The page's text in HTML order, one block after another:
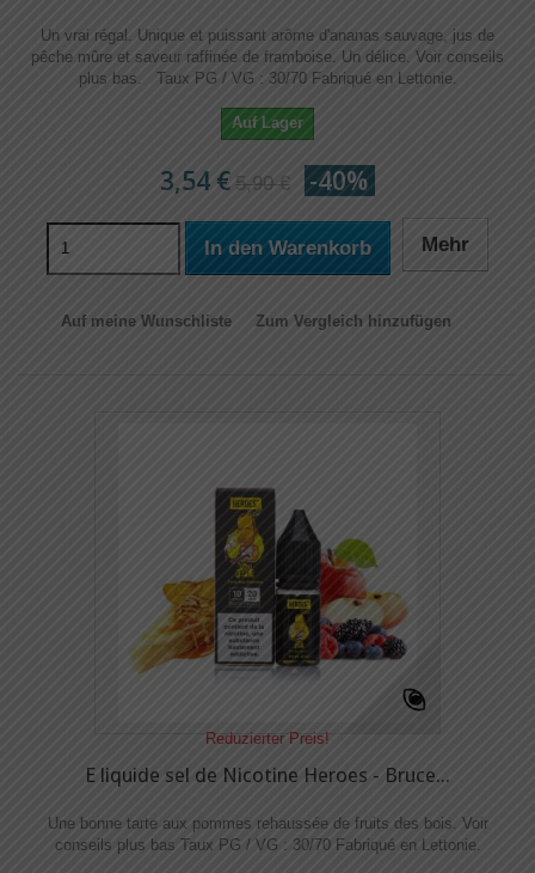
Un vrai régal. Unique et puissant arôme d'ananas sauvage, jus de
pêche mûre et saveur raffinée de framboise. Un délice. Voir conseils
plus bas. Taux PG / VG : 30/70 Fabriqué en Lettonie.
Auf Lager
3,54 € 5,90 € -40%
In den Warenkorb Mehr
Auf meine Wunschliste Zum Vergleich hinzufügen
Reduzierter Preis!
E liquide sel de Nicotine Heroes - Bruce...
Une bonne tarte aux pommes rehaussée de fruits des bois. Voir
conseils plus bas Taux PG / VG : 30/70 Fabriqué en Lettonie.